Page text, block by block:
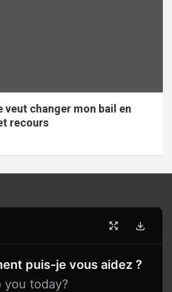
changer mon bail en
recours
puis-je vous aidez ?
you today?